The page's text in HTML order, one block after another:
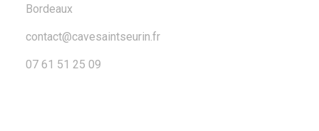
Bordeaux
contact@cavesaintseurin.fr
07 61 51 25 09